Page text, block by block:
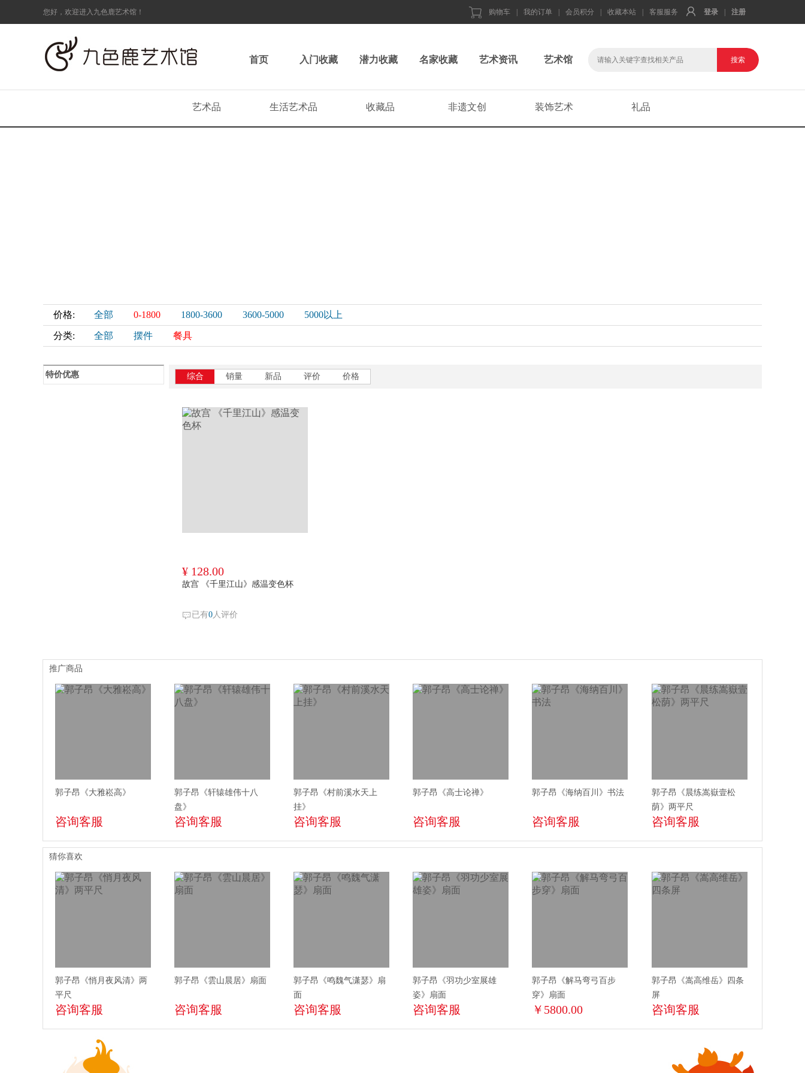
您好，欢迎进入九色鹿艺术馆！ 购物车 我的订单 会员积分 收藏本站 客服服务 登录 注册
首页 入门收藏 潜力收藏 名家收藏 艺术资讯 艺术馆
艺术品 生活艺术品 收藏品 非遗文创 装饰艺术 礼品
价格: 全部 0-1800 1800-3600 3600-5000 5000以上
分类: 全部 摆件 餐具
特价优惠 综合 销量 新品 评价 价格
¥ 128.00
故宫 《千里江山》感温变色杯
已有0人评价
推广商品
郭子昂《大雅崧高》
咨询客服
郭子昂《轩辕雄伟十八
盘》
咨询客服
郭子昂《村前溪水天上
挂》
咨询客服
郭子昂《高士论禅》
咨询客服
郭子昂《海纳百川》书法
咨询客服
郭子昂《晨练嵩嶽壹松
荫》两平尺
咨询客服
猜你喜欢
郭子昂《悄月夜风清》两
平尺
咨询客服
郭子昂《雲山晨居》扇面
咨询客服
郭子昂《鸣魏气潇瑟》扇
面
咨询客服
郭子昂《羽功少室展雄
姿》扇面
咨询客服
郭子昂《解马弯弓百步
穿》扇面
￥5800.00
郭子昂《嵩高维岳》四条
屏
咨询客服